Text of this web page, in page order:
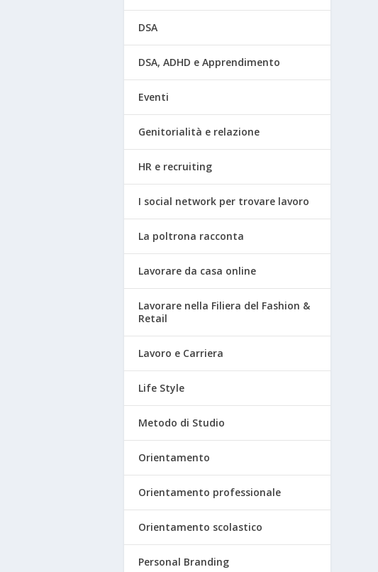
DSA
DSA, ADHD e Apprendimento
Eventi
Genitorialità e relazione
HR e recruiting
I social network per trovare lavoro
La poltrona racconta
Lavorare da casa online
Lavorare nella Filiera del Fashion &
Retail
Lavoro e Carriera
Life Style
Metodo di Studio
Orientamento
Orientamento professionale
Orientamento scolastico
Personal Branding